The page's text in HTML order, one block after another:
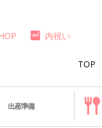
TOP
内祝い
出産準備